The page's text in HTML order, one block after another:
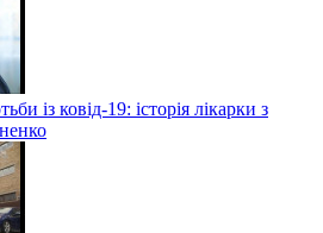
із ковід-19: історія лікарки з